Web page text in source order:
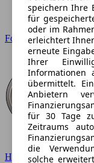
Ford
Hyundai
speichern Ihre
für
oder im
erleichtert
erneute
Ihrer
Informationen
übermittelt.
Anbietern
für 30 Tage
Zeitraums
die
solche